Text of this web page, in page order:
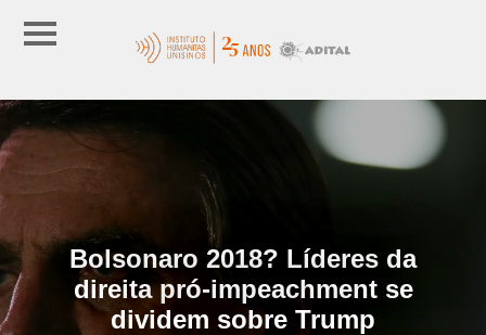
Bolsonaro 2018? Líderes da
direita pró-impeachment se
dividem sobre Trump